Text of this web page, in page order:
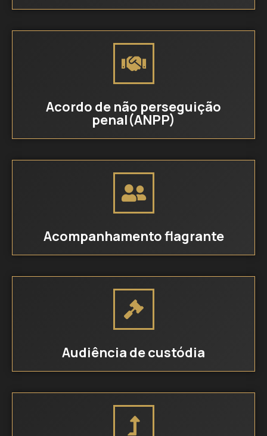
Acordo de não perseguição
penal(ANPP)
Acompanhamento flagrante
Audiência de custódia